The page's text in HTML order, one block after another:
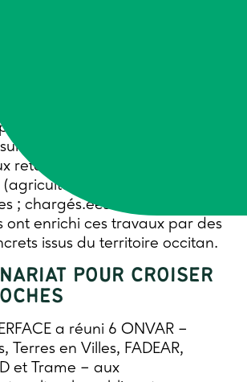
agriculteurs et agricultrices
?
l’objet du projet
La journée de séminaire
à Bizanet (Aude), le 16
de présenter les
du projet et de les
retours des participants et
;
; chargés.ées de mission …).
ont enrichi ces travaux par des
issus du territoire occitan.
POUR CROISER
a réuni 6 ONVAR –
Terres en Villes, FADEAR,
et Trame – aux